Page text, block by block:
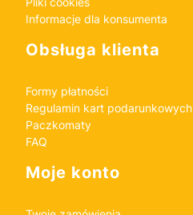
Informacje dla konsumenta
Obsługa klienta
Formy płatności
Regulamin kart podarunkowych
Paczkomaty
FAQ
Moje konto